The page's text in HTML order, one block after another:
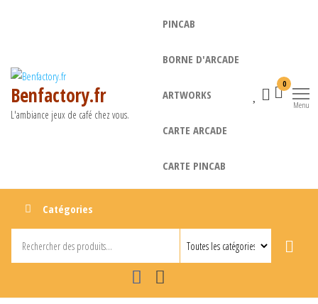
Benfactory.fr
L'ambiance jeux de café chez vous.
PINCAB
BORNE D'ARCADE
ARTWORKS
CARTE ARCADE
CARTE PINCAB
0
Menu
Catégories